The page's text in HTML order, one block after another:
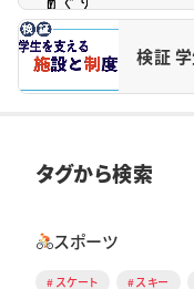
検証
タグから検索
スポーツ
スケート スキー